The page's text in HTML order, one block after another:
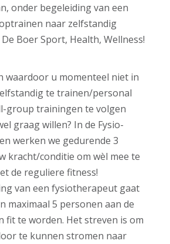
onder begeleiding van een
naar zelfstandig
Boer Sport, Health, Wellness!
waardoor u momenteel niet in
te trainen/personal
group trainingen te volgen
graag willen? In de Fysio-
werken we gedurende 3
kracht/conditie om wèl mee te
de reguliere fitness!
van een fysiotherapeut gaat
maximaal 5 personen aan de
fit te worden. Het streven is om
te kunnen stromen naar